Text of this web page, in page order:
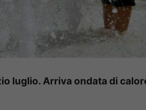
luglio. Arriva ondata di